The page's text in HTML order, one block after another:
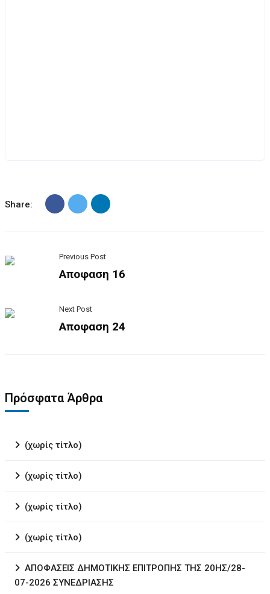
Share:
Previous Post
Αποφαση 16
Next Post
Αποφαση 24
Πρόσφατα Άρθρα
(χωρίς τίτλο)
(χωρίς τίτλο)
(χωρίς τίτλο)
(χωρίς τίτλο)
ΑΠΟΦΑΣΕΙΣ ΔΗΜΟΤΙΚΗΣ ΕΠΙΤΡΟΠΗΣ ΤΗΣ 20ΗΣ/28-
07-2026 ΣΥΝΕΔΡΙΑΣΗΣ